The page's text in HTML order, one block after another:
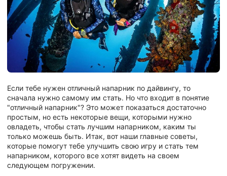
Если тебе нужен отличный напарник по дайвингу, то
сначала нужно самому им стать. Но что входит в понятие
"отличный напарник"? Это может показаться достаточно
простым, но есть некоторые вещи, которыми нужно
овладеть, чтобы стать лучшим напарником, каким ты
только можешь быть. Итак, вот наши главные советы,
которые помогут тебе улучшить свою игру и стать тем
напарником, которого все хотят видеть на своем
следующем погружении.